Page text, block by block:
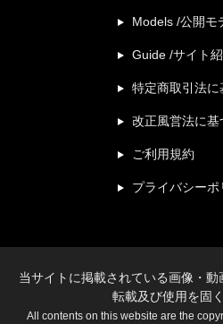
Models /公開モ
Guide /サイト
特定商取引法に
改正風営法に基
ご利用規約
プライバシーポ
当サイトに掲載されている画像・
転載及び使用を固
All contents on this website are the